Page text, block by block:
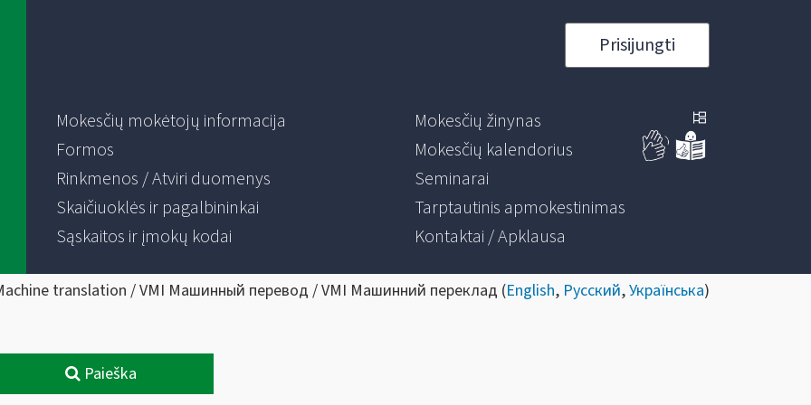
Prisijungti
Mokesčių mokėtojų informacija
Formos
Rinkmenos / Atviri duomenys
Skaičiuoklės ir pagalbininkai
Sąskaitos ir įmokų kodai
Mokesčių žinynas
Mokesčių kalendorius
Seminarai
Tarptautinis apmokestinimas
Kontaktai / Apklausa
translation / VMI Машинный перевод / VMI Машинний переклад (English, Русский,Українська)
Paieška